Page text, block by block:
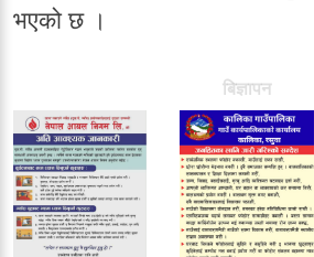
भएको छ ।
बिज्ञापन